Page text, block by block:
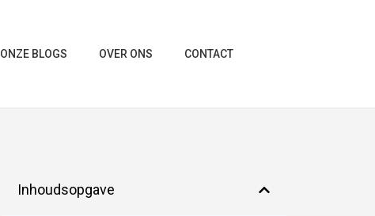
ONZE BLOGS OVER ONS CONTACT
Inhoudsopgave